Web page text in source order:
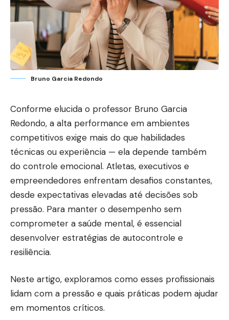
Bruno Garcia Redondo
Conforme elucida o professor Bruno Garcia
Redondo, a alta performance em ambientes
competitivos exige mais do que habilidades
técnicas ou experiência — ela depende também
do controle emocional. Atletas, executivos e
empreendedores enfrentam desafios constantes,
desde expectativas elevadas até decisões sob
pressão. Para manter o desempenho sem
comprometer a saúde mental, é essencial
desenvolver estratégias de autocontrole e
resiliência.
Neste artigo, exploramos como esses profissionais
lidam com a pressão e quais práticas podem ajudar
em momentos críticos.